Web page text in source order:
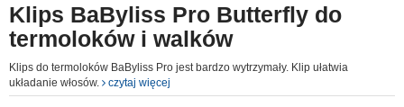
Klips BaByliss Pro Butterfly do
termoloków i walków
Klips do termoloków BaByliss Pro jest bardzo wytrzymały. Klip ułatwia
układanie włosów.
czytaj więcej